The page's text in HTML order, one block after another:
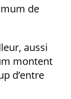
de
aussi
montent
d’entre